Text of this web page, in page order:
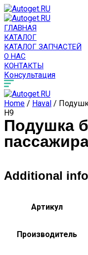
ГЛАВНАЯ
КАТАЛОГ
КАТАЛОГ ЗАПЧАСТЕЙ
О НАС
КОНТАКТЫ
Консультация
Home / Haval /
H9
Подушка
Additional
Артикул
Производитель